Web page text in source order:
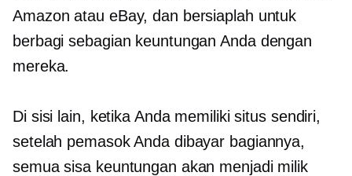
Amazon atau eBay, dan bersiaplah untuk
berbagi sebagian keuntungan Anda dengan
mereka.
Di sisi lain, ketika Anda memiliki situs sendiri,
setelah pemasok Anda dibayar bagiannya,
semua sisa keuntungan akan menjadi milik